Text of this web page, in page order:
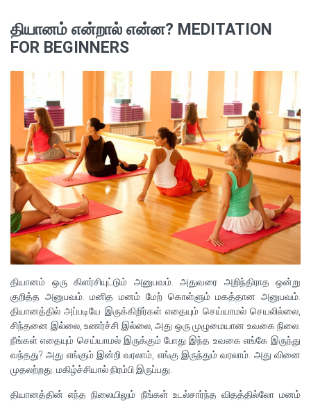
தியானம் என்றால் என்ன? MEDITATION
FOR BEGINNERS
தியானம் ஒரு கிளர்சியுட்டும் அனுபவம். அதுவரை அறிந்திராத ஒன்று
குறித்த அனுபவம். மனித மனம் மேற் கொள்ளும் மகத்தான அனுபவம்.
தியானத்தில் அப்படியே இருக்கிறிர்கள் எதையும் செய்யாமல் செயலில்லை,
சிந்தனை இல்லை, உணர்ச்சி இல்லை, அது ஒரு முழுமையான உவகை நிலை.
நீங்கள் எதையும் செய்யாமல் இருக்கும் போது இந்த உவகை எங்கே இருந்து
வந்தது? அது எங்கும் இன்றி வரலாம், எங்கு இருந்தும் வரலாம். அது வினை
முதலற்றது. மகிழ்ச்சியால் நிரம்பி இருப்பது.
தியானத்தின் எந்த நிலையிலும் நீங்கள் உடல்சார்ந்த விதத்தில்லோ மனம்